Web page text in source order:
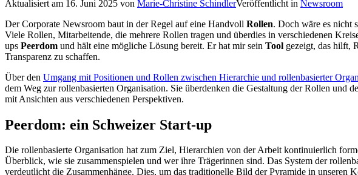
Aktualisiert am 16. Juni 2025 von Marie-Christine SchindlerVeröffentlicht in Newsroom
Der Corporate Newsroom baut in der Regel auf eine Handvoll Rollen. Doch wäre es nicht
Viele Rollen, Mitarbeitende, die mehrere Rollen tragen und überdies in verschiedenen
ups Peerdom und hält eine mögliche Lösung bereit. Er hat mir sein Tool gezeigt, das hilft,
Transparenz zu schaffen.
Über den Umgang mit Positionen und Rollen zwischen Hierarchie und rollenbasierter
dem Weg zur rollenbasierten Organisation. Sie überdenken die Gestaltung der Rollen und
mit Ansichten aus verschiedenen Perspektiven.
Peerdom: ein Schweizer Start-up
Die rollenbasierte Organisation hat zum Ziel, Hierarchien von der Arbeit kontinuierlich
Überblick, wie sie zusammenspielen und wer ihre Trägerinnen sind. Das System der
verdeutlicht die Zusammenhänge. Dies, um das traditionelle Bild der Pyramide in unseren